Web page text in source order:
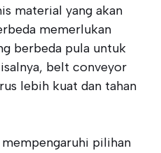
material yang akan
memerlukan
berbeda pula untuk
belt conveyor
lebih kuat dan tahan
pilihan